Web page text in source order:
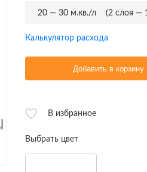
20 — 30 м.кв./л (2 слоя —
Калькулятор расхода
Добавить в корзину
В избранное
Выбрать цвет